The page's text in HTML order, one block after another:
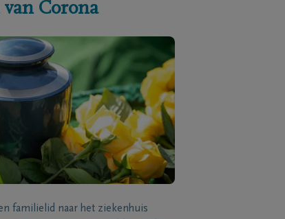
Corona
familielid naar het ziekenhuis